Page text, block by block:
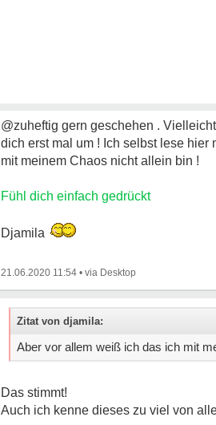
@zuheftig gern geschehen .
dich erst mal um ! Ich selbst lese
mit meinem Chaos nicht allein bin !
Fühl dich einfach gedrückt
Djamila
21.06.2020 11:54 •
Zitat von djamila:
Aber vor allem weiß ich das ich mit
Das stimmt!
Auch ich kenne dieses zu viel von